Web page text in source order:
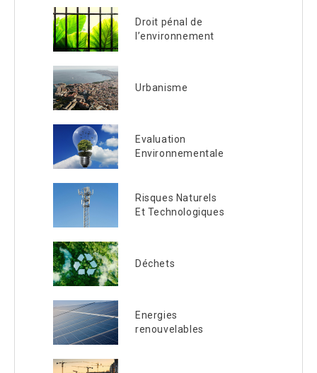
Droit pénal de
l’environnement
Urbanisme
Evaluation
Environnementale
Risques Naturels
Et Technologiques
Déchets
Energies
renouvelables